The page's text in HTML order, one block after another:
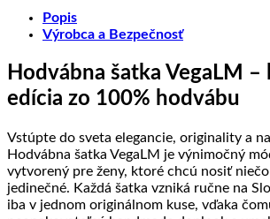
Popis
Výrobca a Bezpečnosť
Hodvábna šatka VegaLM
edícia zo 100% hodvábu
Vstúpte do sveta elegancie, originality a
Hodvábna šatka VegaLM je výnimočný
vytvorený pre ženy, ktoré chcú nosiť
jedinečné. Každá šatka vzniká ručne na
iba v jednom originálnom kuse, vďaka